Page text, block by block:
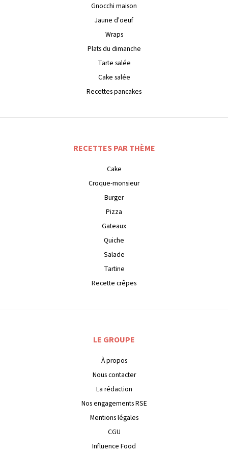
Gnocchi maison
Jaune d'oeuf
Wraps
Plats du dimanche
Tarte salée
Cake salée
Recettes pancakes
RECETTES PAR THÈME
Cake
Croque-monsieur
Burger
Pizza
Gateaux
Quiche
Salade
Tartine
Recette crêpes
LE GROUPE
À propos
Nous contacter
La rédaction
Nos engagements RSE
Mentions légales
CGU
Influence Food